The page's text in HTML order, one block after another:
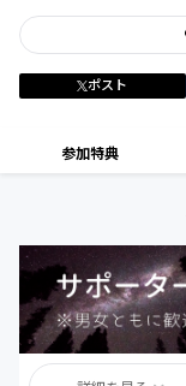
ポスト
参加特典